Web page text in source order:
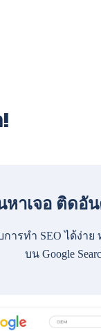
หาเจอ ติดอั
การทำ SEO ได้ง่า
บน Google